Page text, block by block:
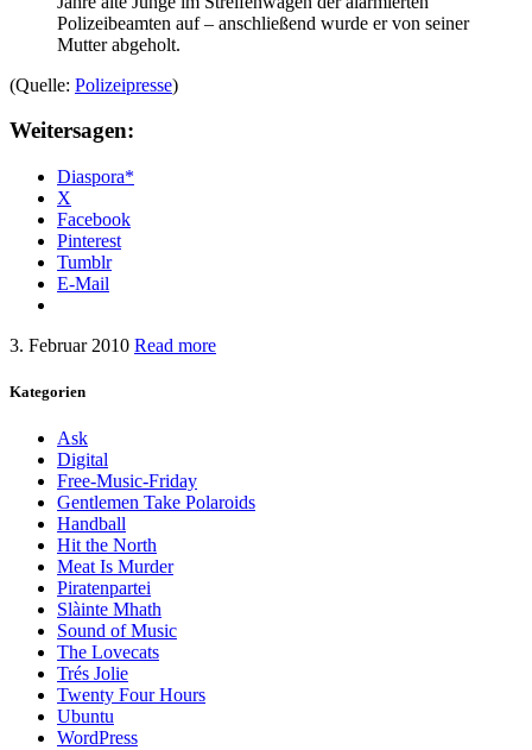
Polizeibeamten auf – anschließend wurde er von seiner
Mutter abgeholt.
(Quelle: Polizeipresse)
Weitersagen:
Diaspora*
X
Facebook
Pinterest
Tumblr
E-Mail
3. Februar 2010 Read more
Kategorien
Ask
Digital
Free-Music-Friday
Gentlemen Take Polaroids
Handball
Hit the North
Meat Is Murder
Piratenpartei
Slàinte Mhath
Sound of Music
The Lovecats
Trés Jolie
Twenty Four Hours
Ubuntu
WordPress